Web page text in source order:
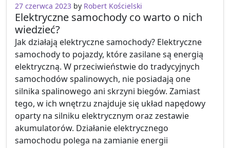
27 czerwca 2023 by Robert Kościelski
Elektryczne samochody co warto o nich
wiedzieć?
Jak działają elektryczne samochody? Elektryczne
samochody to pojazdy, które zasilane są energią
elektryczną. W przeciwieństwie do tradycyjnych
samochodów spalinowych, nie posiadają one
silnika spalinowego ani skrzyni biegów. Zamiast
tego, w ich wnętrzu znajduje się układ napędowy
oparty na silniku elektrycznym oraz zestawie
akumulatorów. Działanie elektrycznego
samochodu polega na zamianie energii